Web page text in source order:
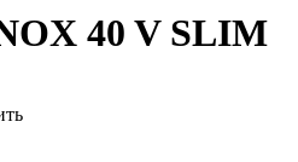
40 V SLIM